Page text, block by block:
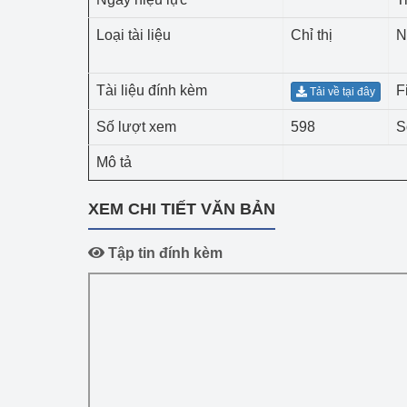
Công Thương -
Lịch sử phát triển
Bản tin Thị trường
Phát triển bền vững
Loại tài liệu Chỉ thị
Tài liệu đính kèm Tải về tại đây
Số lượt xem 598
Mô tả
XEM CHI TIẾT VĂN BẢN
Tập tin đính kèm